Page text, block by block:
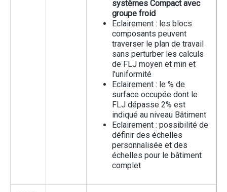
systèmes Compact avec
groupe froid
Eclairement : les blocs
composants peuvent
traverser le plan de travail
sans perturber les calculs
de FLJ moyen et min et
l'uniformité
Eclairement : le % de
surface occupée dont le
FLJ dépasse 2% est
indiqué au niveau Bâtiment
Eclairement : possibilité de
définir des échelles
personnalisée et des
échelles pour le bâtiment
complet